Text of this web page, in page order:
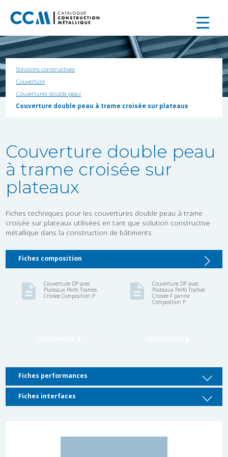
Solutions constructives
Couverture
Couvertures double peau
Couverture double peau à trame croisée sur plateaux
Couverture double peau
à trame croisée sur
plateaux
Fiches techniques pour les couvertures double peau à trame
croisée sur plateaux utilisées en tant que solution constructive
métallique dans la construction de bâtiments
Fiches composition
Fiches performances
Fiches interfaces